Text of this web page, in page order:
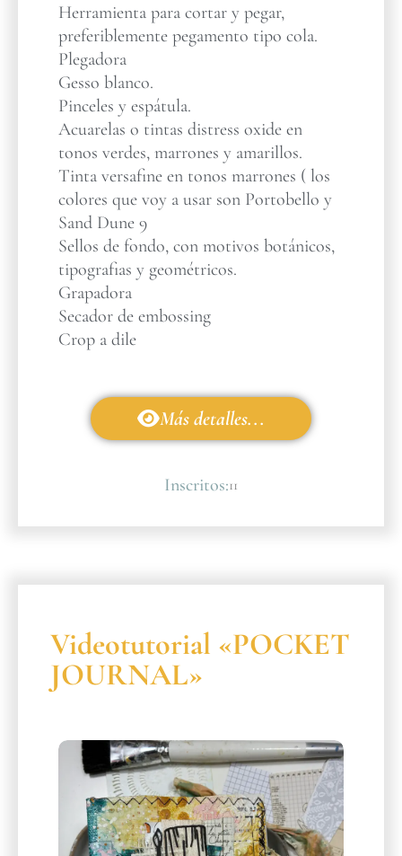
Herramienta para cortar y pegar,
preferiblemente pegamento tipo cola.
Plegadora
Gesso blanco.
Pinceles y espátula.
Acuarelas o tintas distress oxide en
tonos verdes, marrones y amarillos.
Tinta versafine en tonos marrones ( los
colores que voy a usar son Portobello y
Sand Dune 9
Sellos de fondo, con motivos botánicos,
tipografias y geométricos.
Grapadora
Secador de embossing
Crop a dile
Más detalles...
Inscritos:11
Videotutorial «POCKET
JOURNAL»